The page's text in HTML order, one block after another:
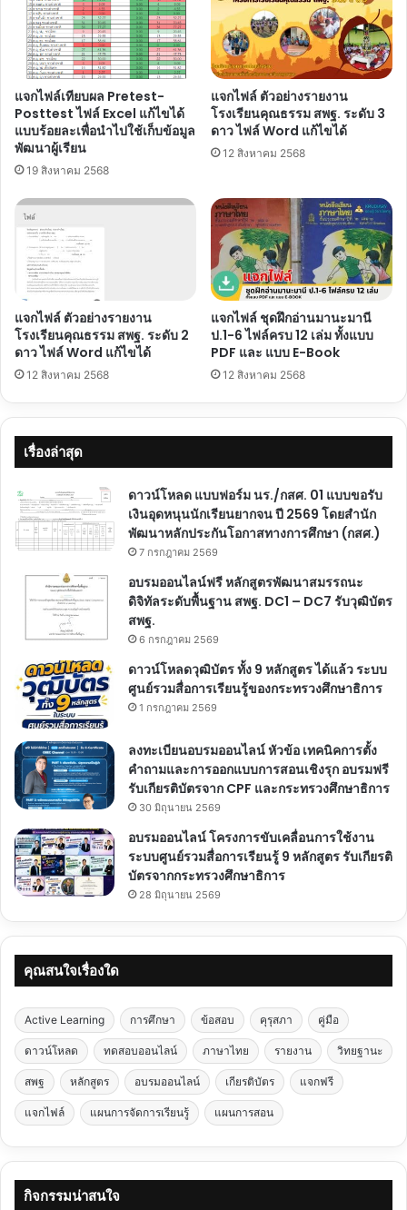
พ.ศ.
2568
ครั้ง
4
วัน
พฤหัสบดี
ที่
กันยายน
2568
เกียรติ
บัตร
จาก
กระทรวง
ศึกษาธิการ
แจกไฟล์เทียบผล Pretest-
Posttest ไฟล์ Excel แก้ไขได้
แบบร้อยละเพื่อนำไปใช้เก็บข้อมูล
พัฒนาผู้เรียน
19 สิงหาคม 2568
แจกไฟล์ ตัวอย่างรายงาน
โรงเรียนคุณธรรม สพฐ. ระดับ 3
ดาว ไฟล์ Word แก้ไขได้
12 สิงหาคม 2568
แจกไฟล์ ตัวอย่างรายงาน
โรงเรียนคุณธรรม สพฐ. ระดับ 2
ดาว ไฟล์ Word แก้ไขได้
12 สิงหาคม 2568
แจกไฟล์ ชุดฝึกอ่านมานะมานี
ป.1-6 ไฟล์ครบ 12 เล่ม ทั้งแบบ
PDF และ แบบ E-Book
12 สิงหาคม 2568
เรื่องล่าสุด
ดาวน์โหลด แบบฟอร์ม นร./กสศ. 01 แบบขอรับ
เงินอุดหนุนนักเรียนยากจน ปี 2569 โดยสำนัก
พัฒนาหลักประกันโอกาสทางการศึกษา (กสศ.)
7 กรกฎาคม 2569
อบรมออนไลน์ฟรี หลักสูตรพัฒนาสมรรถนะ
ดิจิทัลระดับพื้นฐาน สพฐ. DC1 – DC7 รับวุฒิบัตร
สพฐ.
6 กรกฎาคม 2569
ดาวน์โหลดวุฒิบัตร ทั้ง 9 หลักสูตร ได้แล้ว ระบบ
ศูนย์รวมสื่อการเรียนรู้ของกระทรวงศึกษาธิการ
1 กรกฎาคม 2569
ลงทะเบียนอบรมออนไลน์ หัวข้อ เทคนิคการตั้ง
คำถามและการออกแบบการสอนเชิงรุก อบรมฟรี
รับเกียรติบัตรจาก CPF และกระทรวงศึกษาธิการ
30 มิถุนายน 2569
อบรมออนไลน์ โครงการขับเคลื่อนการใช้งาน
ระบบศูนย์รวมสื่อการเรียนรู้ 9 หลักสูตร รับเกียรติ
บัตรจากกระทรวงศึกษาธิการ
28 มิถุนายน 2569
คุณสนใจเรื่องใด
Active Learning การศึกษา ข้อสอบ คุรุสภา คู่มือ
ดาวน์โหลด ทดสอบออนไลน์ ภาษาไทย รายงาน วิทยฐานะ
สพฐ หลักสูตร อบรมออนไลน์ เกียรติบัตร แจกฟรี
แจกไฟล์ แผนการจัดการเรียนรู้ แผนการสอน
กิจกรรมน่าสนใจ